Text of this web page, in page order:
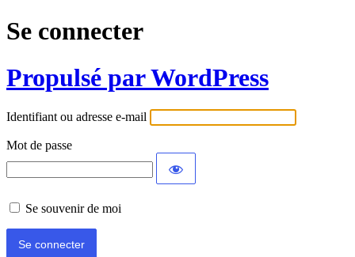
Se connecter
Propulsé par WordPress
Identifiant ou adresse e-mail
Mot de passe
Se souvenir de moi